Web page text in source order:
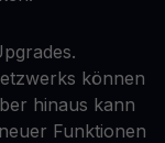
können
hinaus kann
Funktionen